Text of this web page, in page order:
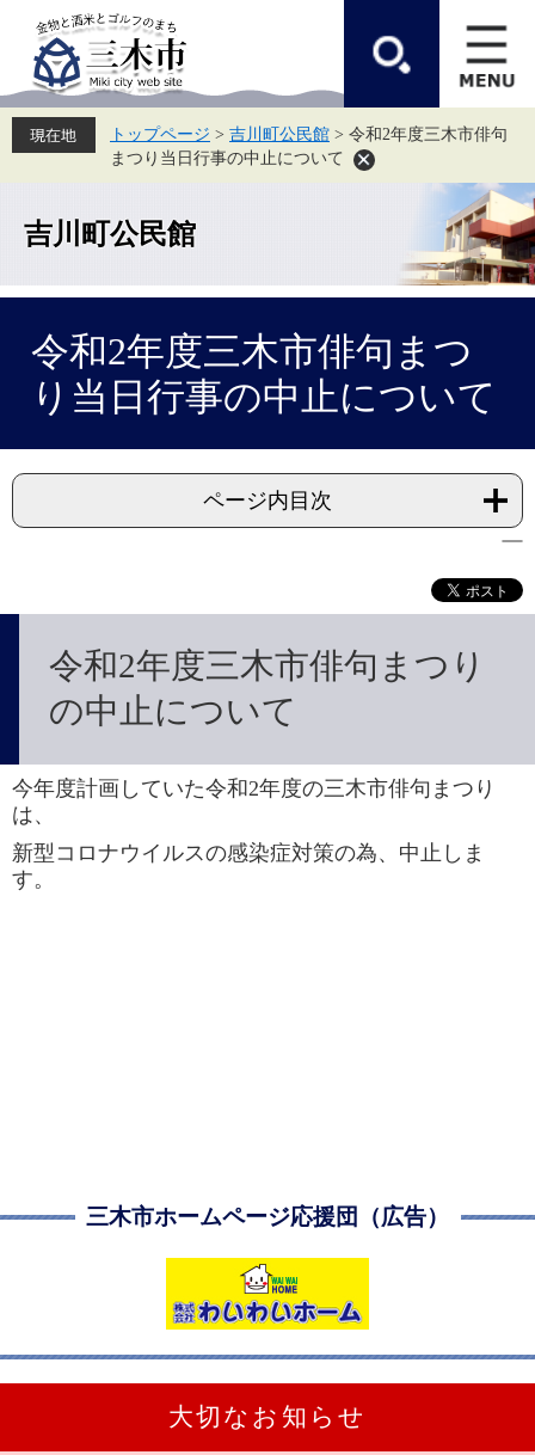
先
頭
を
飛
て
トップページ > 吉川町公民館 > 令和2年度三木市俳句
まつり当日行事の中止について
吉川町公民館
令和2年度三木市俳句まつ
り当日行事の中止について
ページ内目次
令和2年度三木市俳句まつり
の中止について
今年度計画していた令和2年度の三木市俳句まつり
は、
新型コロナウイルスの感染症対策の為、中止しま
す。
三木市ホームページ応援団（広告）
大切なお知らせ